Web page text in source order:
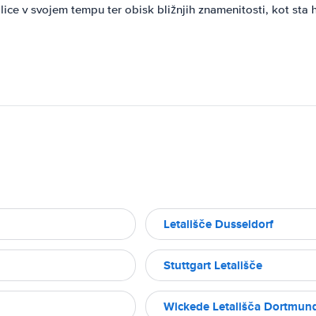
v svojem tempu ter obisk bližnjih znamenitosti, kot sta
Letališče Dusseldorf
Stuttgart Letališče
Wickede Letališča